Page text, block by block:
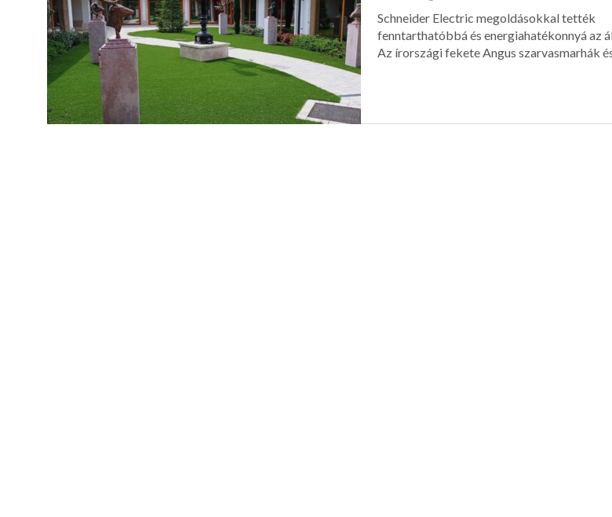
Schneider Electric megoldásokkal tették
fenntarthatóbbá és energiahatékonnyá az
Az írországi fekete Angus szarvasmarhák